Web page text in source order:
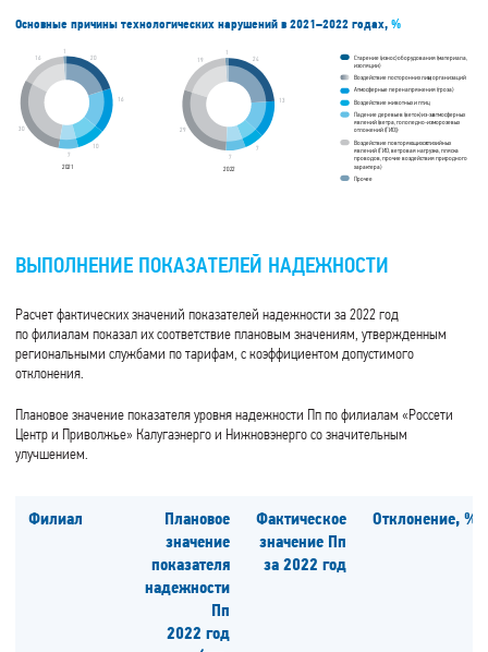
Основные причины технологических нарушений в 2021–2022 годах, %
Старение (износ) оборудования (материала,
изоляции)
Воздействие посторонних лици организаций
Атмосферные перенапряжения (гроза)
Воздействие животных и птиц
Падение деревьев (веток) из-заатмосферных
явлений (ветра, гололедно-изморозевых
отложений (ГИО))
Воздействие повторяющихсястихийных
явлений (ГИО, ветровая нагрузка, пляска
проводов, прочие воздействия природного
характера)
Прочее
2021
20
16
10
7
30
16
1
2022
24
13
7
7
29
19
ВЫПОЛНЕНИЕ ПОКАЗАТЕЛЕЙ НАДЕЖНОСТИ
Расчет фактических значений показателей надежности за 2022 год
по филиалам показал их соответствие плановым значениям, утвержденным
региональными службами по тарифам, с коэффициентом допустимого
отклонения.
Плановое значение показателя уровня надежности Пп по филиалам «Россети
Центр и Приволжье» Калугаэнерго и Нижновэнерго со значительным
улучшением.
Филиал
Плановое
значение
показателя
надежности
Пп
2022 год
Фактическое
значение Пп
за 2022 год
Отклонение, %